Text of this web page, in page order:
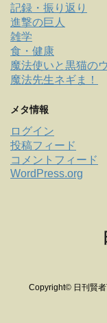
記録・振り返り
進撃の巨人
雑学
食・健康
魔法使いと黒猫の
魔法先生ネギま！
メタ情報
ログイン
投稿フィード
コメントフィード
WordPress.org
Copyright© 日刊賢